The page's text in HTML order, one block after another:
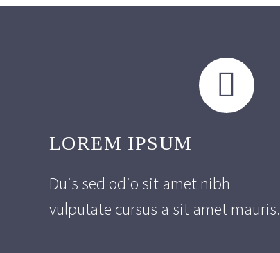


LOREM IPSUM
Duis sed odio sit amet nibh
vulputate cursus a sit amet mauris.